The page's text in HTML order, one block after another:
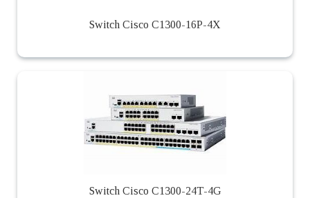
Switch Cisco C1300-16P-4X
Switch Cisco C1300-24T-4G